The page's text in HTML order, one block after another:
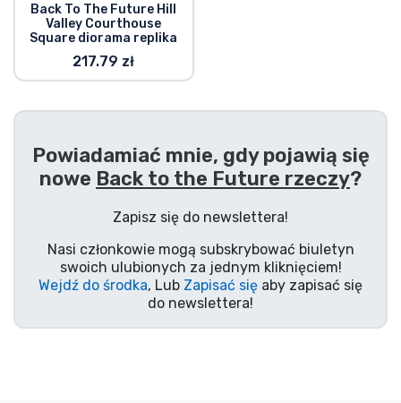
Back To The Future Hill
Valley Courthouse
Square diorama replika
217.79 zł
Powiadamiać mnie, gdy pojawią się
nowe Back to the Future rzeczy?
Zapisz się do newslettera!
Nasi członkowie mogą subskrybować biuletyn
swoich ulubionych za jednym kliknięciem!
Wejdź do środka, Lub Zapisać się aby zapisać się
do newslettera!
Rzeczy z anime
Rzeczy dla graczy
Rzeczy sportowe
Rzeczy muzyczne
Typy produktów
Marki